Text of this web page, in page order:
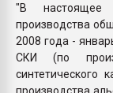
"В настоящее
производства
2008 года -
СКИ (по
синтетического
производства